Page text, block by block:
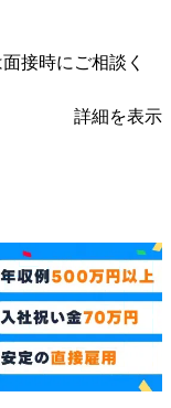
接時にご相談く
詳細を表示